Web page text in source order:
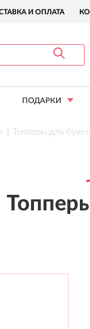
И ОПЛАТА
ПОДАРКИ
Топперы для